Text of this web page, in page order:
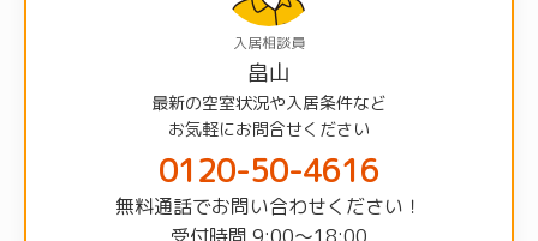
入居相談員
畠山
最新の空室状況や入居条件など
お気軽にお問合せください
0120-50-4616
無料通話でお問い合わせください！